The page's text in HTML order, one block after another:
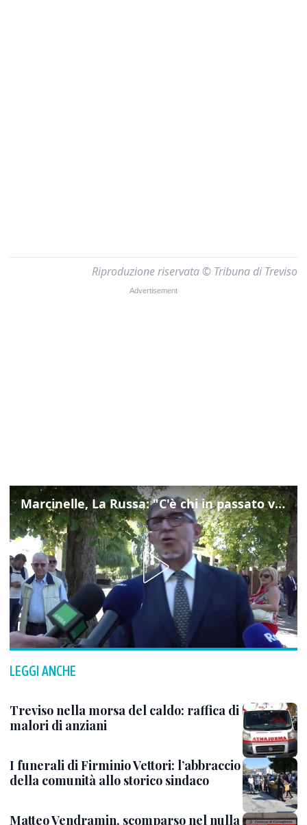
Riproduzione riservata © Tribuna di Treviso
Marcinelle, La Russa: "C'è chi in passato voltava le spalle a Marcinelle"
LEGGI ANCHE
Treviso nella morsa del caldo: raffica di
malori di anziani
I funerali di Firminio Vettori: l’abbraccio
della comunità allo storico sindaco
Matteo Vendramin, scomparso nel nulla